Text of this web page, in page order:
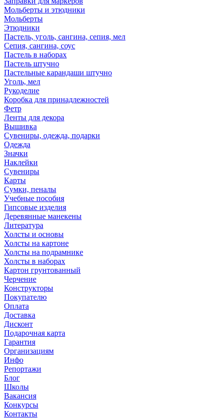
Мольберты и этюдники
Мольберты
Этюдники
Пастель, уголь, сангина, сепия, мел
Сепия, сангина, соус
Пастель в наборах
Пастель штучно
Пастельные карандаши штучно
Уголь, мел
Рукоделие
Коробка для принадлежностей
Фетр
Ленты для декора
Вышивка
Сувениры, одежда, подарки
Одежда
Значки
Наклейки
Сувениры
Карты
Сумки, пеналы
Учебные пособия
Гипсовые изделия
Деревянные манекены
Литература
Холсты и основы
Холсты на картоне
Холсты на подрамнике
Холсты в наборах
Картон грунтованный
Черчение
Конструкторы
Покупателю
Оплата
Доставка
Дисконт
Подарочная карта
Гарантия
Организациям
Инфо
Репортажи
Блог
Школы
Вакансия
Конкурсы
Контакты